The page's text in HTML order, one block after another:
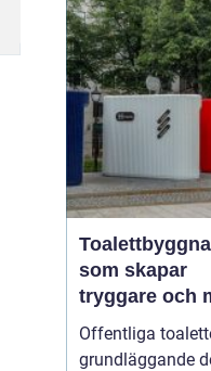
som skapar
tryggare och
tillgängliga
offentliga
Offentliga
grundläggande